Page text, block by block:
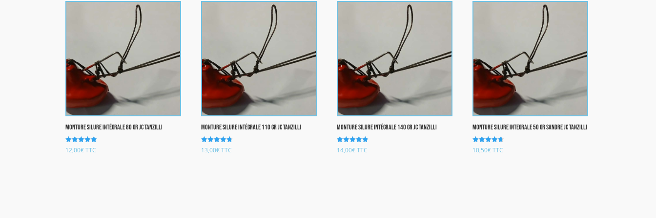
Monture Silure Intégrale 80 gr JC TANZILLI
Note
4.92
12,00€ TTC
Monture Silure Intégrale 110 gr JC TANZILLI
Note
4.76
13,00€TTC
Monture Silure Intégrale 140 gr JC TANZILLI
Note
4.86
14,00€TTC
Monture Silure integrale 50 gr sandre JC TANZILLI
Note
4.67
10,50€TTC